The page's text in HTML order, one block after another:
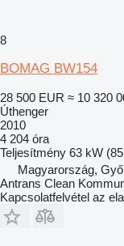
8
BOMAG BW154
28 500 EUR ≈ 10 320
Úthenger
2010
4 204 óra
Teljesítmény 63 kW
Magyarország,
Antrans Clean
Kapcsolatfelvétel az